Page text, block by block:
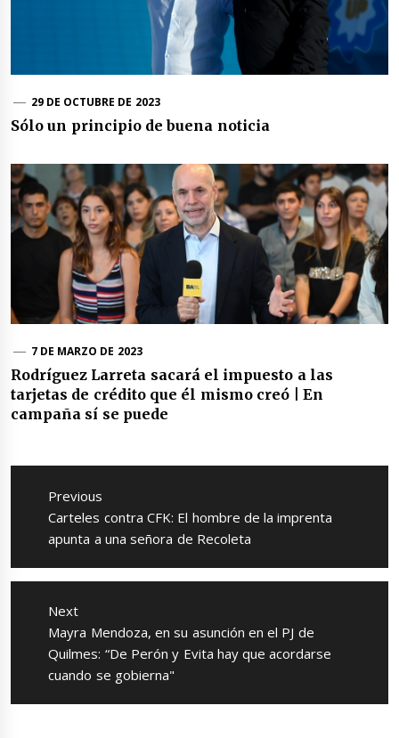
29 DE OCTUBRE DE 2023
Sólo un principio de buena noticia
7 DE MARZO DE 2023
Rodríguez Larreta sacará el impuesto a las
tarjetas de crédito que él mismo creó | En
campaña sí se puede
Navegación
entradas
Previous
Previous
post:
Carteles contra CFK: El hombre de la imprenta
apunta a una señora de Recoleta
Next
Next
post:
Mayra Mendoza, en su asunción en el PJ de
Quilmes: “De Perón y Evita hay que acordarse
cuando se gobierna"